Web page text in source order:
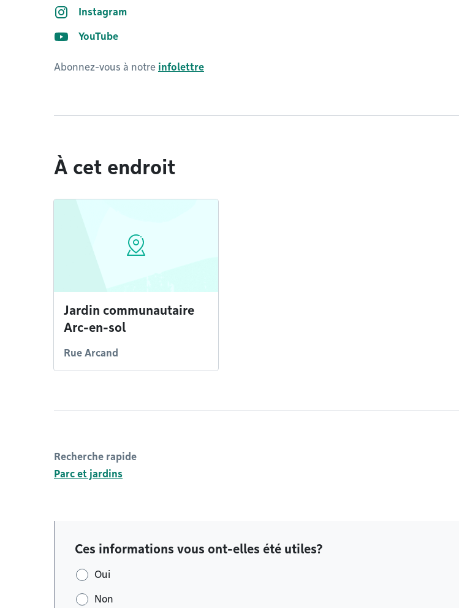
Instagram
YouTube
Abonnez-vous à notre infolettre
À cet endroit
Jardin communautaire
Arc-en-sol
Rue Arcand
Recherche rapide
Parc et jardins
Ces informations vous ont-elles été utiles?
Oui
Non